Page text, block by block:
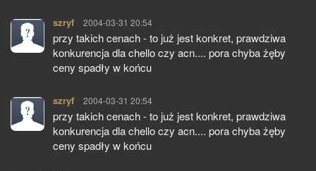
szryf pisze:
2004-03-31 20:54
przy takich cenach - to już jest konkret, prawdziwa
konkurencja dla chello czy acn.... pora chyba żęby
ceny spadły w końcu
szryf pisze:
2004-03-31 20:54
przy takich cenach - to już jest konkret, prawdziwa
konkurencja dla chello czy acn.... pora chyba żęby
ceny spadły w końcu